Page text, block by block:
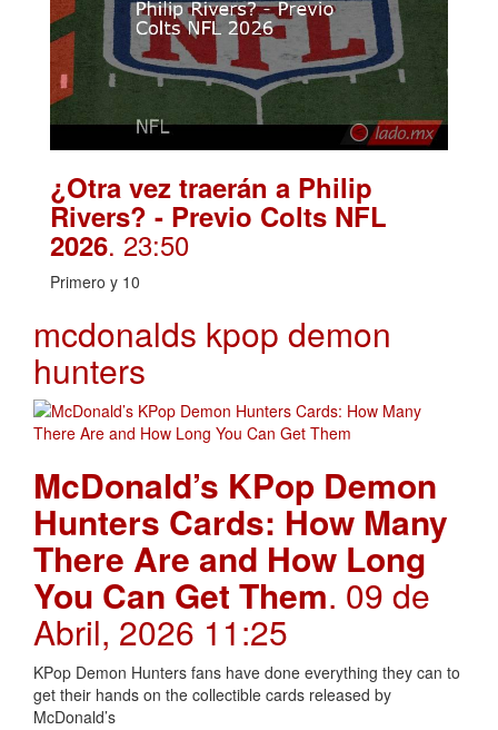
¿Otra vez traerán a Philip
Rivers? - Previo Colts NFL
2026. 23:50
Primero y 10
mcdonalds kpop demon
hunters
McDonald’s KPop Demon
Hunters Cards: How Many
There Are and How Long
You Can Get Them. 09 de
Abril, 2026 11:25
KPop Demon Hunters fans have done everything they can to
get their hands on the collectible cards released by
McDonald’s